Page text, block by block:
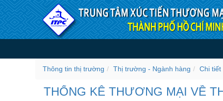
Truy cập nội dung luôn
THỐNG KÊ THƯƠNG
(HS691310) - Chi tiết Thị
Thông tin thị trường Thị trường - Ngành hàng Chi
THỐNG KÊ THƯƠNG MẠI VỀ